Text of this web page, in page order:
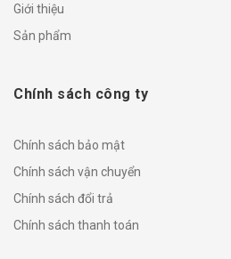
Giới thiệu
Sản phẩm
Chính sách công ty
Chính sách bảo mật
Chính sách vận chuyển
Chính sách đổi trả
Chính sách thanh toán